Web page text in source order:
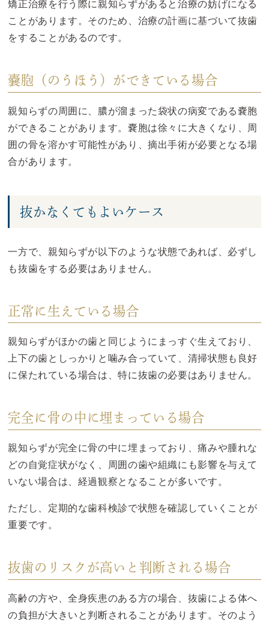
矯正治療を行う際に親知らずがあると治療の妨げになる
ことがあります。そのため、治療の計画に基づいて抜歯
をすることがあるのです。
嚢胞（のうほう）ができている場合
親知らずの周囲に、膿が溜まった袋状の病変である嚢胞
ができることがあります。嚢胞は徐々に大きくなり、周
囲の骨を溶かす可能性があり、摘出手術が必要となる場
合があります。
抜かなくてもよいケース
一方で、親知らずが以下のような状態であれば、必ずし
も抜歯をする必要はありません。
正常に生えている場合
親知らずがほかの歯と同じようにまっすぐ生えており、
上下の歯としっかりと噛み合っていて、清掃状態も良好
に保たれている場合は、特に抜歯の必要はありません。
完全に骨の中に埋まっている場合
親知らずが完全に骨の中に埋まっており、痛みや腫れな
どの自覚症状がなく、周囲の歯や組織にも影響を与えて
いない場合は、経過観察となることが多いです。
ただし、定期的な歯科検診で状態を確認していくことが
重要です。
抜歯のリスクが高いと判断される場合
高齢の方や、全身疾患のある方の場合、抜歯による体へ
の負担が大きいと判断されることがあります。そのよう